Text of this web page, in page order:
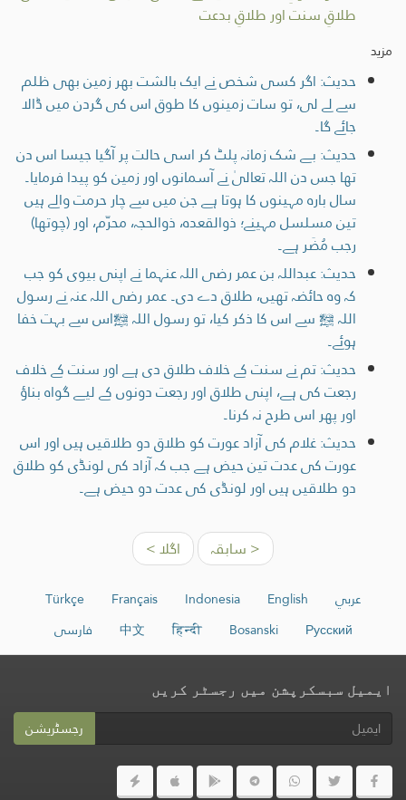
طلاقِ سنت اور طلاقِ بدعت
مزید
حدیث: اگر کسی شخص نے ایک بالشت بھر زمین بھی ظلم
سے لے لی، تو سات زمینوں کا طوق اس کی گردن میں ڈالا
جائے گا۔
حدیث: بے شک زمانہ پلٹ کر اسی حالت پر آگیا جیسا اس دن
تھا جس دن اللہ تعالیٰ نے آسمانوں اور زمین کو پیدا فرمایا۔
سال بارہ مہینوں کا ہوتا ہے جن میں سے چار حرمت والے ہیں
تین مسلسل مہینے؛ ذوالقعدہ، ذوالحجہ، محرّم، اور (چوتھا)
رجب مُضَر ہے۔
حدیث: عبداللہ بن عمر رضی اللہ عنہما نے اپنی بیوی کو جب
کہ وہ حائضہ تھیں، طلاق دے دی۔ عمر رضی اللہ عنہ نے رسول
اللہ ﷺ سے اس کا ذکر کیا، تو رسول اللہ ﷺاس سے بہت خفا
ہوئے۔
حدیث: تم نے سنت کے خلاف طلاق دی ہے اور سنت کے خلاف
رجعت کی ہے، اپنی طلاق اور رجعت دونوں کے لیے گواہ بناؤ
اور پھر اس طرح نہ کرنا۔
حدیث: غلام کی آزاد عورت کو طلاق دو طلاقیں ہیں اور اس
عورت کی عدت تین حیض ہے جب کہ آزاد کی لونڈی کو طلاق
دو طلاقیں ہیں اور لونڈی کی عدت دو حیض ہے۔
< سابقہ اگلا >
عربي English
Indonesia
Français
Türkçe
Русский
Bosanski
हिन्दी
中文 فارسی
ایمیل سبسکرپشن میں رجسٹر کریں
رجسٹریشن